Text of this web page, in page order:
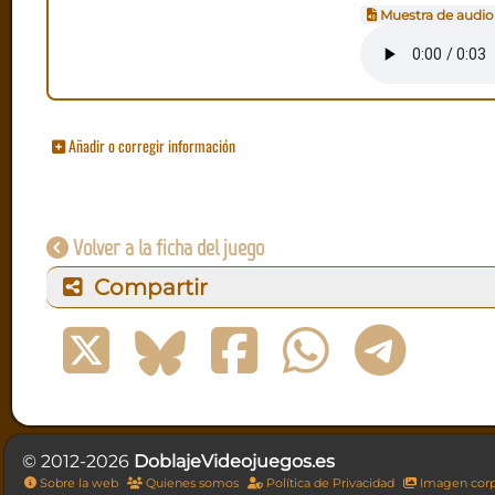
Muestra de audio
Añadir o corregir información
Volver a la ficha del juego
Compartir
© 2012-2026 DoblajeVideojuegos.es
Sobre la web Quienes somos Política de Privacidad Imagen